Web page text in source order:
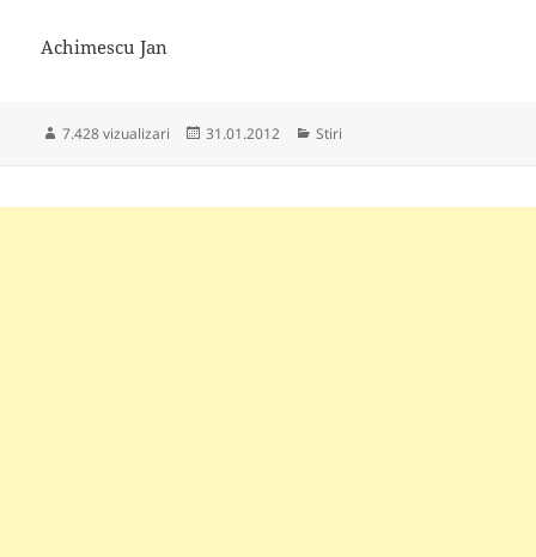
Achimescu Jan
7.428 vizualizari
Publicat
31.01.2012 Categorii
Stiri